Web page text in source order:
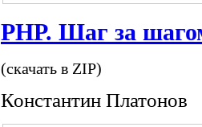
PHP. Шаг за
(скачать в ZIP)
Константин Платонов